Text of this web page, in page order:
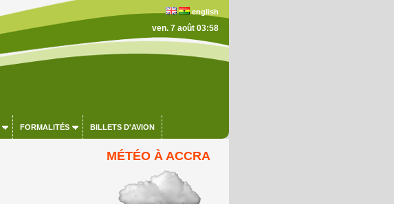
english
ven. 7 août 03:58
FORMALITÉS BILLETS D'AVION
MÉTÉO À ACCRA